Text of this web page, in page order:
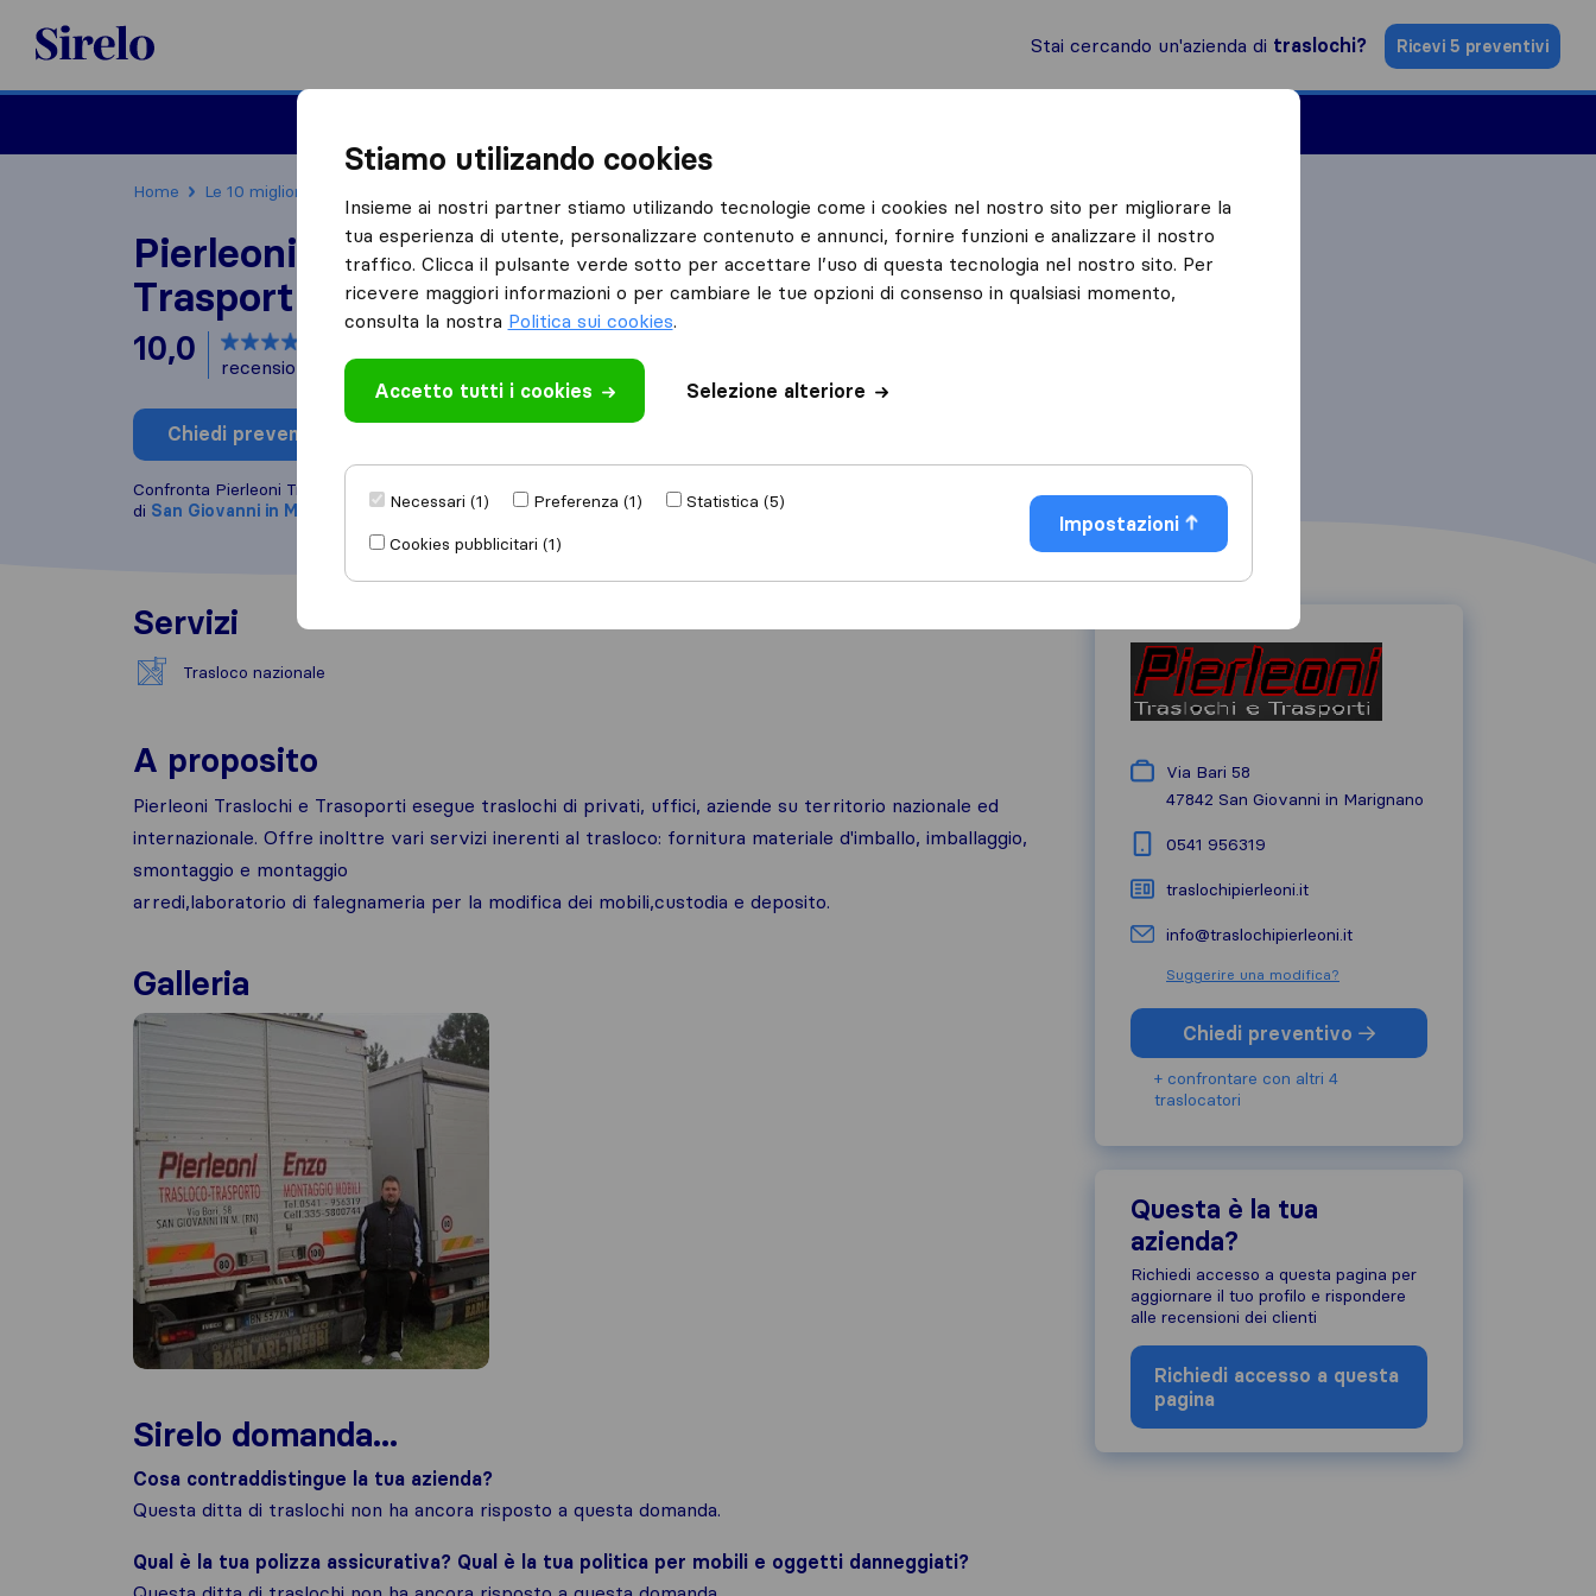
Sirelo.it
Stai cercando un'azienda di traslochi? Ricevi 5 preventivi
Home Le 10 migliori aziende di traslochi in Italia
Pierleoni Traslochi e
Trasporti
10,0
recensioni di Sirelo e Google
Chiedi preventivo
Confronta Pierleoni Traslochi e Trasporti con altreaziende di traslochi
di San Giovanni in Marignano
Servizi
Trasloco nazionale
A proposito
Pierleoni Traslochi e Trasoporti esegue traslochi di privati, uffici, aziende su territorio nazionale ed
internazionale. Offre inolttre vari servizi inerenti al trasloco: fornitura materiale d'imballo, imballaggio,
smontaggio e montaggio
arredi,laboratorio di falegnameria per la modifica dei mobili,custodia e deposito.
Galleria
Sirelo domanda...
Cosa contraddistingue la tua azienda?
Questa ditta di traslochi non ha ancora risposto a questa domanda.
Qual è la tua polizza assicurativa? Qual è la tua politica per mobili e oggetti danneggiati?
Via Bari 58
47842 San Giovanni in Marignano
0541 956319
traslochipierleoni.it
info@traslochipierleoni.it
Suggerire una modifica?
Chiedi preventivo
+ confrontare con altri 4
traslocatori
Questa è la tua
azienda?
Richiedi accesso a questa pagina per
aggiornare il tuo profilo e rispondere
alle recensioni dei clienti
Richiedi accesso a questa
pagina
Stiamo utilizando cookies
Insieme ai nostri partner stiamo utilizando tecnologie come i cookies nel nostro sito per migliorare la
tua esperienza di utente, personalizzare contenuto e annunci, fornire funzioni e analizzare il nostro
traffico. Clicca il pulsante verde sotto per accettare l’uso di questa tecnologia nel nostro sito. Per
ricevere maggiori informazioni o per cambiare le tue opzioni di consenso in qualsiasi momento,
consulta la nostra Politica sui cookies.
Accetto tutti i cookies Selezione alteriore
Necessari (1) Preferenza (1)
Statistica (5)
Cookies pubblicitari (1)
Impostazioni